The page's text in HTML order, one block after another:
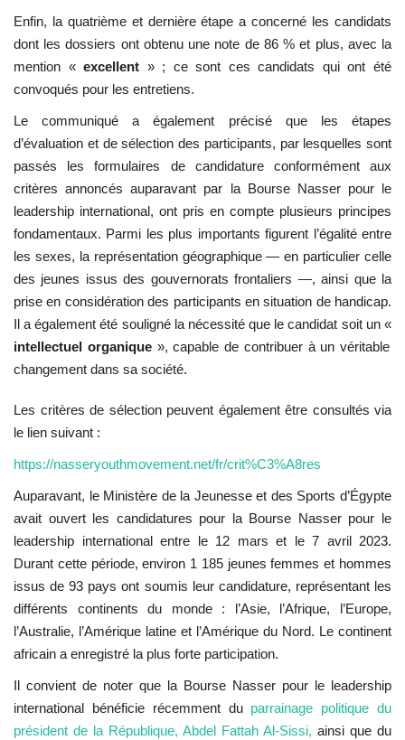
Enfin, la quatrième et dernière étape a concerné les candidats
dont les dossiers ont obtenu une note de 86 % et plus, avec la
mention «excellent » ; ce sont ces candidats qui ont été
convoqués pour les entretiens.
Le communiqué a également précisé que les étapes
d’évaluation et de sélection des participants, par lesquelles sont
passés les formulaires de candidature conformément aux
critères annoncés auparavant par la Bourse Nasser pour le
leadership international, ont pris en compte plusieurs principes
fondamentaux. Parmi les plus importants figurent l’égalité entre
les sexes, la représentation géographique — en particulier celle
des jeunes issus des gouvernorats frontaliers —, ainsi que la
prise en considération des participants en situation de handicap.
Il a également été souligné la nécessité que le candidat soit un «
intellectuel organique», capable de contribuer à un véritable
changement dans sa société.
Les critères de sélection peuvent également être consultés via
le lien suivant :
https://nasseryouthmovement.net/fr/crit%C3%A8res
Auparavant, le Ministère de la Jeunesse et des Sports d’Égypte
avait ouvert les candidatures pour la Bourse Nasser pour le
leadership internationalentre le 12 mars et le 7 avril 2023.
Durant cette période, environ 1 185 jeunes femmes et hommes
issus de 93 pays ont soumis leur candidature, représentant les
différents continents du monde : l’Asie, l’Afrique, l’Europe,
l’Australie, l’Amérique latine et l’Amérique du Nord. Le continent
africain a enregistré la plus forte participation.
Il convient de noter que la Bourse Nasser pour le leadership
international bénéficie récemment duparrainage politique du
président de la République, Abdel Fattah Al-Sissi, ainsi que du